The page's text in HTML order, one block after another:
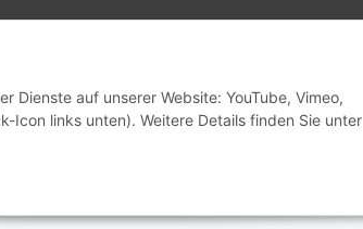
Dienste auf unserer Website: YouTube, Vimeo,
Icon links unten). Weitere Details finden Sie unter